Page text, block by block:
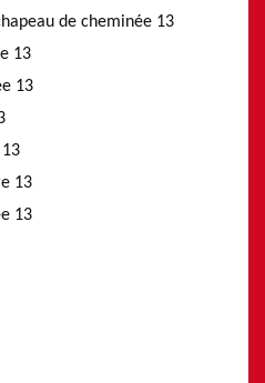
de cheminée 13
13
13
13
13